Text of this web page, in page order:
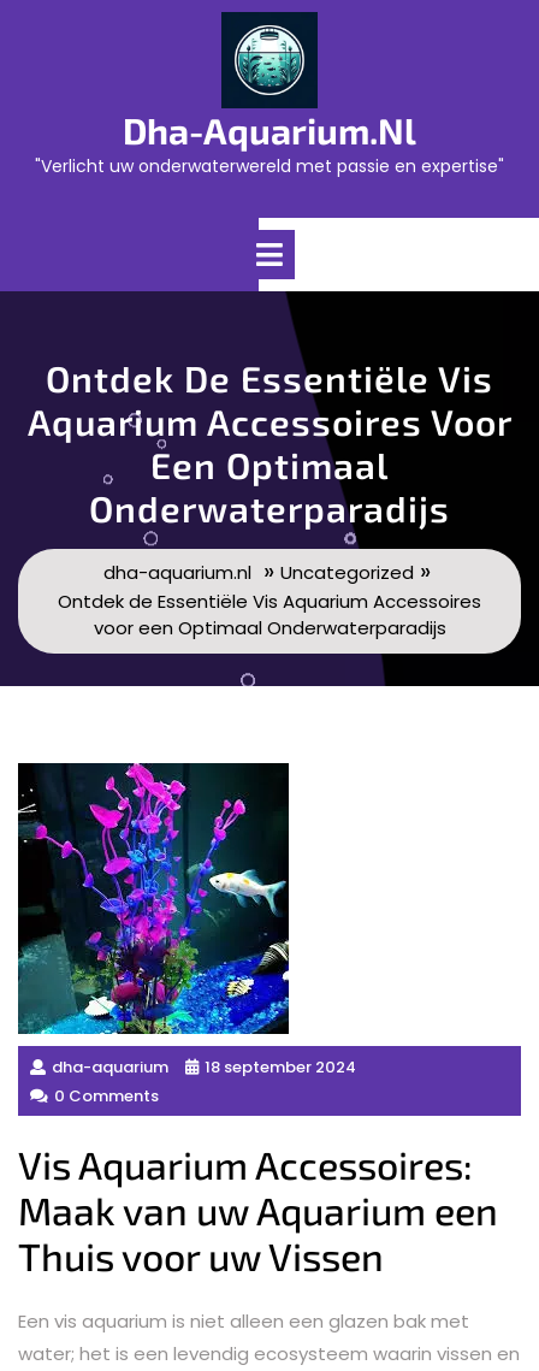
Dha-Aquarium.nl
"Verlicht uw onderwaterwereld met passie en expertise"
Open
Ontdek De Essentiële Vis
Aquarium Accessoires Voor
Een Optimaal
Onderwaterparadijs
dha-aquarium.nl» Uncategorized »
Ontdek de Essentiële Vis Aquarium Accessoires
voor een Optimaal Onderwaterparadijs
dha-aquarium
18 september 2024
0 Comments
Vis Aquarium Accessoires:
Maak van uw Aquarium een
Thuis voor uw Vissen
Een vis aquarium is niet alleen een glazen bak met
water; het is een levendig ecosysteem waarin vissen en